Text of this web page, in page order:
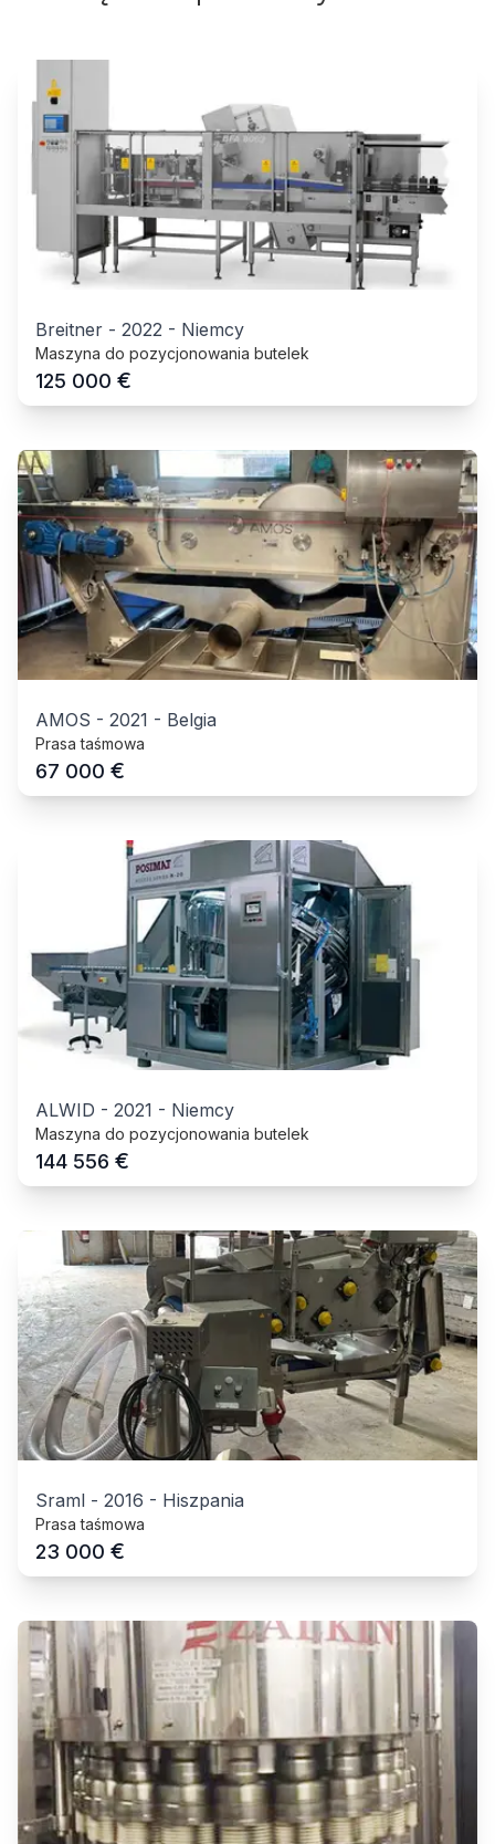
Breitner - 2022 - Niemcy
Maszyna do pozycjonowania butelek
125 000 €
AMOS - 2021 - Belgia
Prasa taśmowa
67 000 €
ALWID - 2021 - Niemcy
Maszyna do pozycjonowania butelek
144 556 €
Sraml - 2016 - Hiszpania
Prasa taśmowa
23 000 €